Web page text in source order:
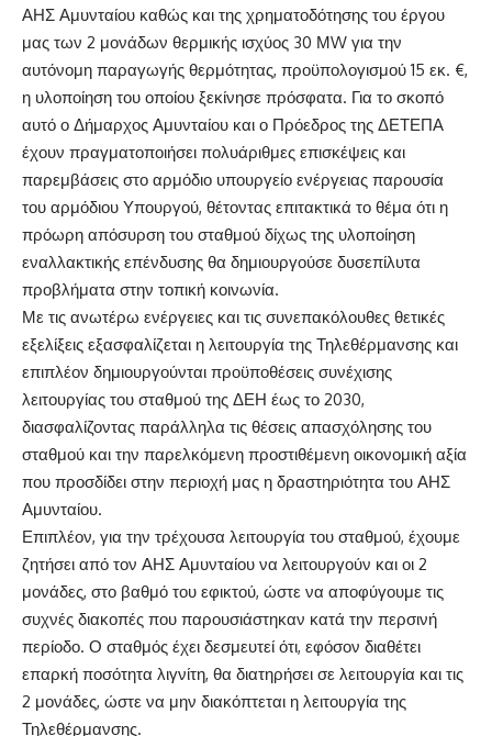
ΑΗΣ Αμυνταίου καθώς και της χρηματοδότησης του έργου
μας των 2 μονάδων θερμικής ισχύος 30 ΜW για την
αυτόνομη παραγωγής θερμότητας, προϋπολογισμού 15 εκ. €,
η υλοποίηση του οποίου ξεκίνησε πρόσφατα. Για το σκοπό
αυτό ο Δήμαρχος Αμυνταίου και ο Πρόεδρος της ΔΕΤΕΠΑ
έχουν πραγματοποιήσει πολυάριθμες επισκέψεις και
παρεμβάσεις στο αρμόδιο υπουργείο ενέργειας παρουσία
του αρμόδιου Υπουργού, θέτοντας επιτακτικά το θέμα ότι η
πρόωρη απόσυρση του σταθμού δίχως της υλοποίηση
εναλλακτικής επένδυσης θα δημιουργούσε δυσεπίλυτα
προβλήματα στην τοπική κοινωνία.
Με τις ανωτέρω ενέργειες και τις συνεπακόλουθες θετικές
εξελίξεις εξασφαλίζεται η λειτουργία της Τηλεθέρμανσης και
επιπλέον δημιουργούνται προϋποθέσεις συνέχισης
λειτουργίας του σταθμού της ΔΕΗ έως το 2030,
διασφαλίζοντας παράλληλα τις θέσεις απασχόλησης του
σταθμού και την παρελκόμενη προστιθέμενη οικονομική αξία
που προσδίδει στην περιοχή μας η δραστηριότητα του ΑΗΣ
Αμυνταίου.
Επιπλέον, για την τρέχουσα λειτουργία του σταθμού, έχουμε
ζητήσει από τον ΑΗΣ Αμυνταίου να λειτουργούν και οι 2
μονάδες, στο βαθμό του εφικτού, ώστε να αποφύγουμε τις
συχνές διακοπές που παρουσιάστηκαν κατά την περσινή
περίοδο. Ο σταθμός έχει δεσμευτεί ότι, εφόσον διαθέτει
επαρκή ποσότητα λιγνίτη, θα διατηρήσει σε λειτουργία και τις
2 μονάδες, ώστε να μην διακόπτεται η λειτουργία της
Τηλεθέρμανσης.